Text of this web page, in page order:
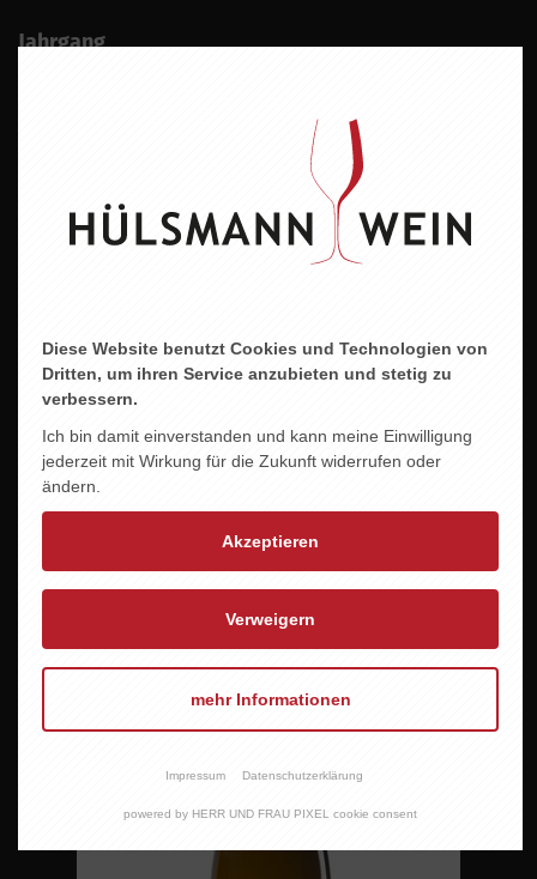
Jahrgang
Allergene
enthält Sulfite
Laumersheim / Pfalz
ZU DIESEM PRODUKT PASST ...
Diese Website benutzt Cookies und Technologien von
Dritten, um ihren Service anzubieten und stetig zu
verbessern.
Ich bin damit einverstanden und kann meine Einwilligung
jederzeit mit Wirkung für die Zukunft widerrufen oder
ändern.
Akzeptieren
Verweigern
mehr Informationen
Impressum Datenschutzerklärung
powered by HERR UND FRAU PIXEL cookie consent